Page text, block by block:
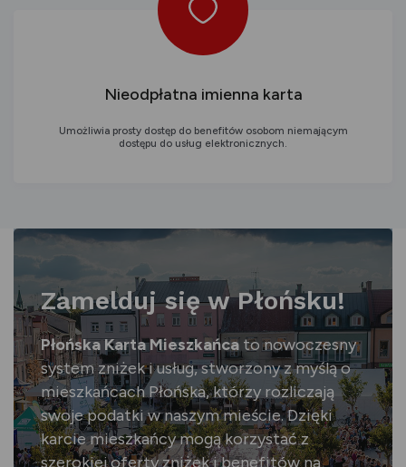
Nieodpłatna imienna karta
Umożliwia prosty dostęp do benefitów osobom niemającym
dostępu do usług elektronicznych.
Zamelduj się w Płońsku!
Płońska Karta Mieszkańcato nowoczesny
system zniżek i usług, stworzony z myślą o
mieszkańcach Płońska, którzy rozliczają
swoje podatki w naszym mieście. Dzięki
karcie mieszkańcy mogą korzystać z
szerokiej oferty zniżek i benefitów na